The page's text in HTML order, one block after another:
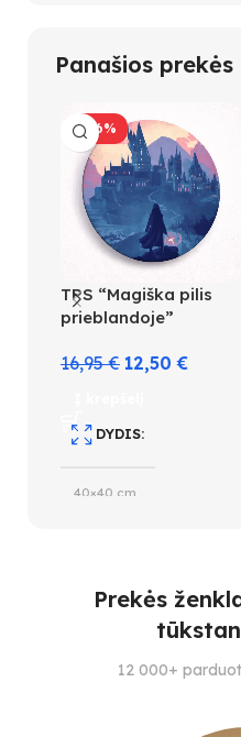
Panašios prekės
-26%
TPS “Magiška pilis
prieblandoje”
16,95€ 12,50€
DYDIS
40×40 cm
SUDĖTINGUMO
Prekės
12 000+